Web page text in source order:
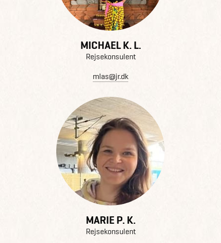
MICHAEL K. L.
Rejsekonsulent
mlas@jr.dk
MARIE P. K.
Rejsekonsulent